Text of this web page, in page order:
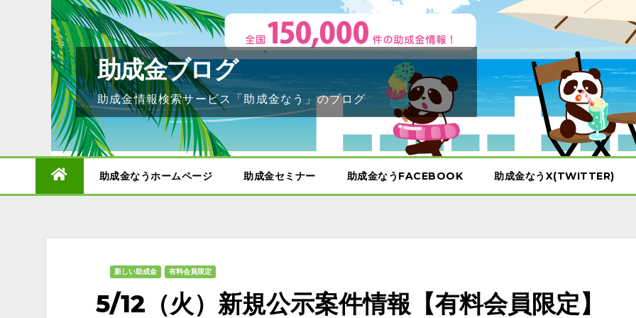
助成金ブログ
助成金情報検索サービス「助成金なう」のブログ
助成金なうホームページ 助成金セミナー 助成金なうFACEBOOK 助成金なうX(TWITTER)
新しい助成金 有料会員限定
5/12（火）新規公示案件情報【有料会員限定】